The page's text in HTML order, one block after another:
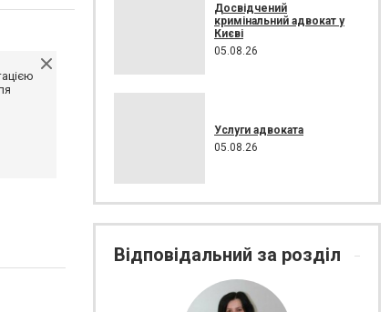
Досвідчений
кримінальний адвокат у
Києві
05.08.26
Услуги адвоката
05.08.26
Відповідальний за розділ